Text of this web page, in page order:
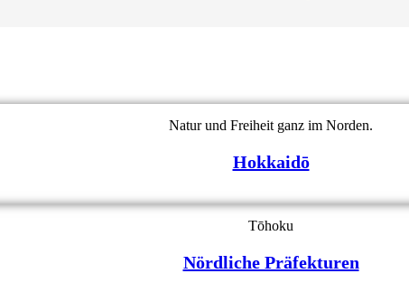
Natur und Freiheit ganz im Norden.
Hokkaidō
Tōhoku
Nördliche Präfekturen